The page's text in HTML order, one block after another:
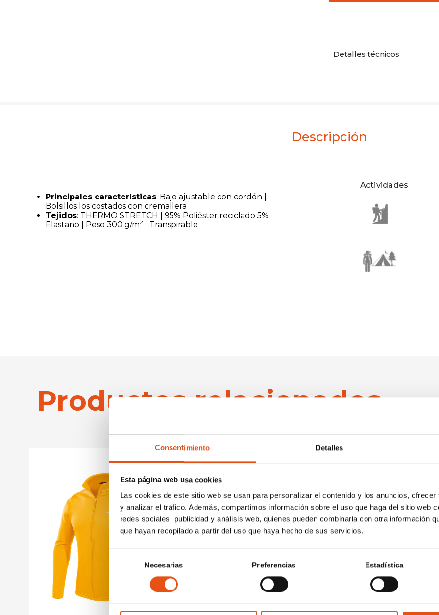
Consentimiento Detalles
Esta página web usa cookies
Las cookies de este sitio web se usan para personalizar el contenido y los anuncios,
y analizar el tráfico. Además, compartimos información sobre el uso que haga del sitio web
redes sociales, publicidad y análisis web, quienes pueden combinarla con otra información
que hayan recopilado a partir del uso que haya hecho de sus servicios.
consentimiento
Necesarias Preferencias Estadística
Detalles técnicos
Descripción
Principales características: Bajo ajustable con cordón |
Bolsillos los costados con cremallera
Tejidos: THERMO STRETCH | 95% Poliéster reciclado 5%
Elastano | Peso 300 g/m2 | Transpirable
Actividades
Productos relacionados